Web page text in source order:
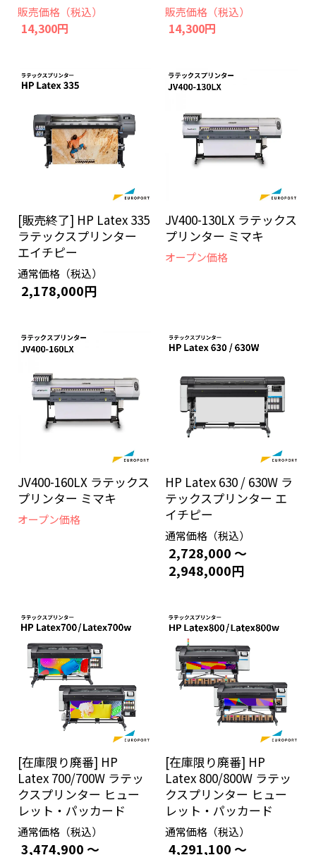
販売価格（税込）
14,300円
販売価格（税込）
14,300円
[販売終了] HP Latex 335
ラテックスプリンター
エイチピー
通常価格（税込）
2,178,000円
JV400-130LX ラテックス
プリンター ミマキ
オープン価格
JV400-160LX ラテックス
プリンター ミマキ
オープン価格
HP Latex 630 / 630W ラ
テックスプリンター エ
イチピー
通常価格（税込）
2,728,000 ～
2,948,000円
[在庫限り廃番] HP
Latex 700/700W ラテッ
クスプリンター ヒュー
レット・パッカード
通常価格（税込）
3,474,900 ～
[在庫限り廃番] HP
Latex 800/800W ラテッ
クスプリンター ヒュー
レット・パッカード
通常価格（税込）
4,291,100 ～